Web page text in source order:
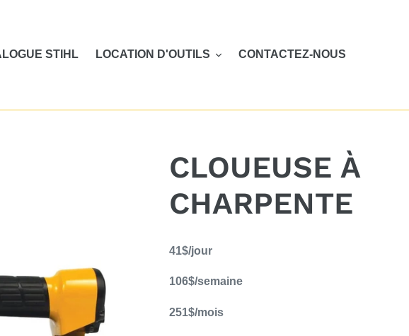
STIHL
LOCATION D'OUTILS CONTACTEZ-NOUS
CLOUEUSE À
CHARPENTE
d'un
à
panier
41$/jour
106$/semaine
251$/mois